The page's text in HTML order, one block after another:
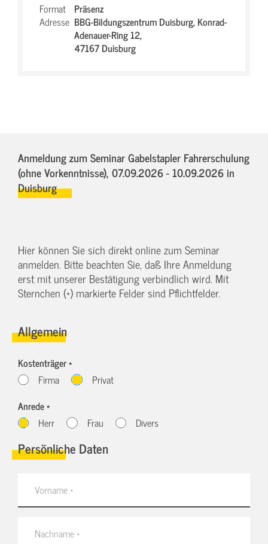
Format Präsenz
Adresse BBG-Bildungszentrum Duisburg,Konrad-
Adenauer-Ring 12,
47167 Duisburg
Anmeldung zum Seminar Gabelstapler Fahrerschulung
(ohne Vorkenntnisse), 07.09.2026 - 10.09.2026in
Duisburg
Hier können Sie sich direkt online zum Seminar
anmelden. Bitte beachten Sie, daß Ihre Anmeldung
erst mit unserer Bestätigung verbindlich wird. Mit
Sternchen (*) markierte Felder sind Pflichtfelder.
Allgemein
Kostenträger *
Firma
Privat
Anrede *
Herr
Frau Divers
Persönliche Daten